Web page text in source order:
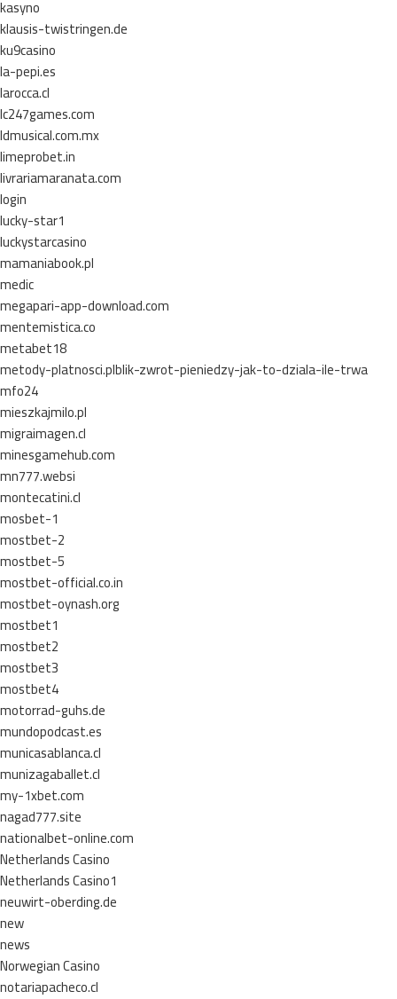
kasyno
klausis-twistringen.de
ku9casino
la-pepi.es
larocca.cl
lc247games.com
ldmusical.com.mx
limeprobet.in
livrariamaranata.com
login
lucky-star1
luckystarcasino
mamaniabook.pl
medic
megapari-app-download.com
mentemistica.co
metabet18
metody-platnosci.plblik-zwrot-pieniedzy-jak-to-dziala-ile-trwa
mfo24
mieszkajmilo.pl
migraimagen.cl
minesgamehub.com
mn777.websi
montecatini.cl
mosbet-1
mostbet-2
mostbet-5
mostbet-official.co.in
mostbet-oynash.org
mostbet1
mostbet2
mostbet3
mostbet4
motorrad-guhs.de
mundopodcast.es
municasablanca.cl
munizagaballet.cl
my-1xbet.com
nagad777.site
nationalbet-online.com
Netherlands Casino
Netherlands Casino1
neuwirt-oberding.de
new
news
Norwegian Casino
notariapacheco.cl